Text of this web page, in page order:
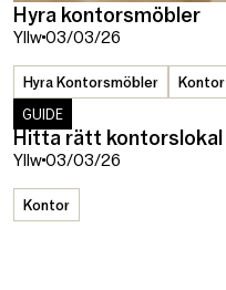
Hyra kontorsmöbler
Yllw03/03/26
Hyra Kontorsmöbler
Kontor
GUIDE
Hitta rätt kontorslokal
Yllw03/03/26
Kontor